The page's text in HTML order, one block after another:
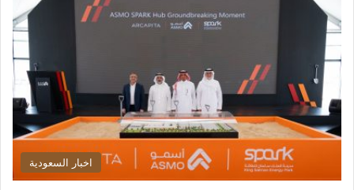
اخبار السعودية